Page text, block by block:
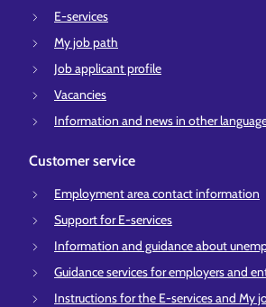
E-services
My job path
Job applicant profile
Vacancies
Information and news in other
Customer service
Employment area contact information
Support for E-services
Information and guidance about
Guidance services for employers and
Instructions for the E-services and My